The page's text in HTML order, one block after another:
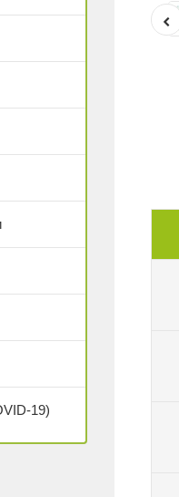
19)